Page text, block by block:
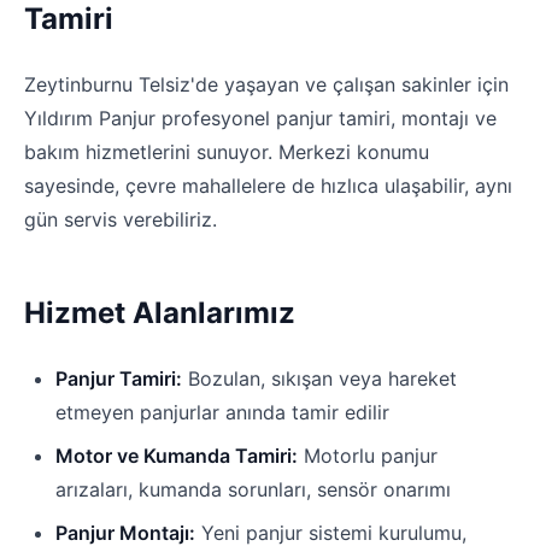
Tamiri
Zeytinburnu Telsiz'de yaşayan ve çalışan sakinler için
Yıldırım Panjur profesyonel panjur tamiri, montajı ve
bakım hizmetlerini sunuyor. Merkezi konumu
sayesinde, çevre mahallelere de hızlıca ulaşabilir, aynı
gün servis verebiliriz.
Hizmet Alanlarımız
Panjur Tamiri: Bozulan, sıkışan veya hareket
etmeyen panjurlar anında tamir edilir
Motor ve Kumanda Tamiri: Motorlu panjur
arızaları, kumanda sorunları, sensör onarımı
Panjur Montajı: Yeni panjur sistemi kurulumu,